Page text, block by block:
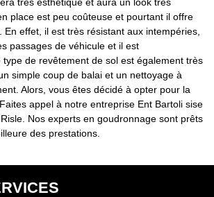
place est peu coûteuse et pourtant il offre
En effet, il est très résistant aux intempéries,
passages de véhicule et il est
type de revêtement de sol est également très
simple coup de balai et un nettoyage à
Alors, vous êtes décidé à opter pour la
appel à notre entreprise Ent Bartoli sise
Nos experts en goudronnage sont prêts
des prestations.